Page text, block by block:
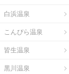
白浜温泉
こんぴら温泉
皆生温泉
黒川温泉